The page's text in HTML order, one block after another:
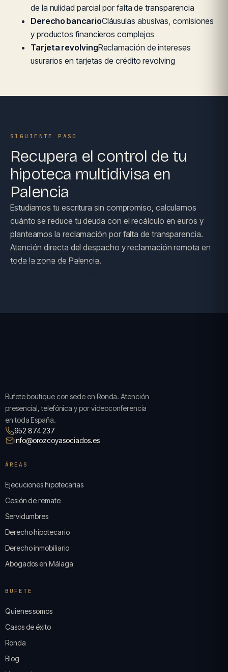
de la nulidad parcial por falta de transparencia
Derecho bancarioCláusulas abusivas, comisiones
y productos financieros complejos
Tarjeta revolvingReclamación de intereses
usurarios en tarjetas de crédito revolving
SIGUIENTE PASO
Recupera el control de tu
hipoteca multidivisa en
Palencia
Estudiamos tu escritura sin compromiso, calculamos
cuánto se reduce tu deuda con el recálculo en euros y
planteamos la reclamación por falta de transparencia.
Atención directa del despacho y reclamación remota en
toda la zona de Palencia.
Bufete boutique con sede en Ronda. Atención
presencial, telefónica y por videoconferencia
en toda España.
952 874 237
info@orozcoyasociados.es
ÁREAS
Ejecuciones hipotecarias
Cesión de remate
Servidumbres
Derecho hipotecario
Derecho inmobiliario
Abogados en Málaga
BUFETE
Quienes somos
Casos de éxito
Ronda
Blog